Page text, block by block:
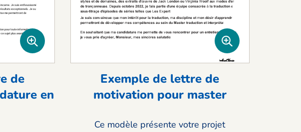
de
en
Exemple de lettre de
motivation pour master
Ce modèle présente votre projet